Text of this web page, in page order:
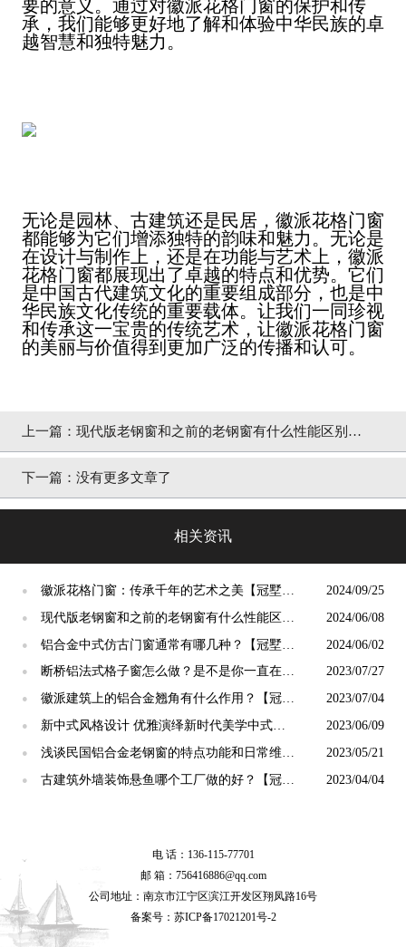
要的意义。通过对徽派花格门窗的保护和传
承，我们能够更好地了解和体验中华民族的卓
越智慧和独特魅力。
无论是园林、古建筑还是民居，徽派花格门窗
都能够为它们增添独特的韵味和魅力。无论是
在设计与制作上，还是在功能与艺术上，徽派
花格门窗都展现出了卓越的特点和优势。它们
是中国古代建筑文化的重要组成部分，也是中
华民族文化传统的重要载体。让我们一同珍视
和传承这一宝贵的传统艺术，让徽派花格门窗
的美丽与价值得到更加广泛的传播和认可。
上一篇： 现代版老钢窗和之前的老钢窗有什么性能区别
【冠墅阳光】
下一篇： 没有更多文章了
相关资讯
●
徽派花格门窗：传承千年的艺术之美【冠墅阳
光】
2024/09/25
●
现代版老钢窗和之前的老钢窗有什么性能区别
【冠墅阳光】
2024/06/08
●
铝合金中式仿古门窗通常有哪几种？【冠墅阳
光】
2024/06/02
●
断桥铝法式格子窗怎么做？是不是你一直在找
的老钢窗「冠墅阳光」
2023/07/27
●
徽派建筑上的铝合金翘角有什么作用？【冠墅
阳光】
2023/07/04
●
新中式风格设计 优雅演绎新时代美学中式门
窗【冠墅阳光】
2023/06/09
●
浅谈民国铝合金老钢窗的特点功能和日常维护
【冠墅阳光】
2023/05/21
●
古建筑外墙装饰悬鱼哪个工厂做的好？【冠墅
2023/04/04
电 话：136-115-77701
邮 箱：756416886@qq.com
公司地址：南京市江宁区滨江开发区翔凤路16号
备案号： 苏ICP备17021201号-2